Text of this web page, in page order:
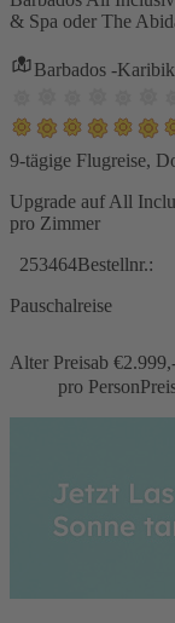
& Spa oder The
Barbados -
9-tägige Flugreise,
Upgrade auf All
pro Zimmer
253464Bestellnr.:
Pauschalreise
Alter Preisab €
pro Person